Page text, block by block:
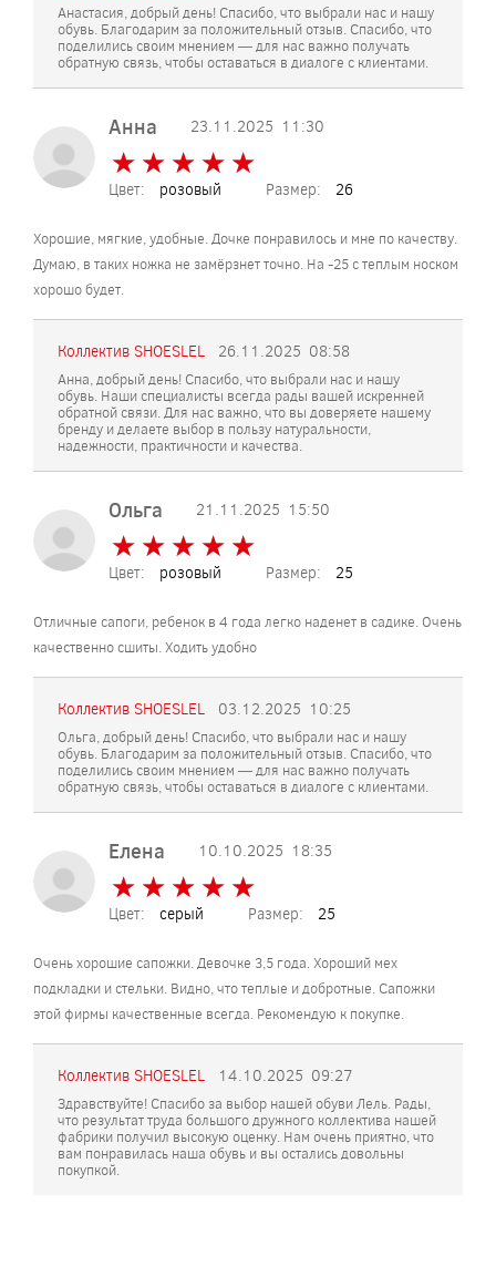
Анастасия, добрый день! Спасибо, что выбрали нас и нашу
обувь. Благодарим за положительный отзыв. Спасибо, что
поделились своим мнением — для нас важно получать
обратную связь, чтобы оставаться в диалоге с клиентами.
Анна 23.11.2025 11:30
★ ★ ★ ★ ★
★ ★ ★ ★ ★
Цвет: розовый Размер: 26
Хорошие, мягкие, удобные. Дочке понравилось и мне по качеству.
Думаю, в таких ножка не замёрзнет точно. На -25 с теплым носком
хорошо будет.
Коллектив SHOESLEL 26.11.2025 08:58
Анна, добрый день! Спасибо, что выбрали нас и нашу
обувь. Наши специалисты всегда рады вашей искренней
обратной связи. Для нас важно, что вы доверяете нашему
бренду и делаете выбор в пользу натуральности,
надежности, практичности и качества.
Ольга 21.11.2025 15:50
★ ★ ★ ★ ★
★ ★ ★ ★ ★
Цвет: розовый Размер: 25
Отличные сапоги, ребенок в 4 года легко наденет в садике. Очень
качественно сшиты. Ходить удобно
Коллектив SHOESLEL 03.12.2025 10:25
Ольга, добрый день! Спасибо, что выбрали нас и нашу
обувь. Благодарим за положительный отзыв. Спасибо, что
поделились своим мнением — для нас важно получать
обратную связь, чтобы оставаться в диалоге с клиентами.
Елена 10.10.2025 18:35
★ ★ ★ ★ ★
★ ★ ★ ★ ★
Цвет: серый Размер: 25
Очень хорошие сапожки. Девочке 3,5 года. Хороший мех
подкладки и стельки. Видно, что теплые и добротные. Сапожки
этой фирмы качественные всегда. Рекомендую к покупке.
Коллектив SHOESLEL 14.10.2025 09:27
Здравствуйте! Спасибо за выбор нашей обуви Лель. Рады,
что результат труда большого дружного коллектива нашей
фабрики получил высокую оценку. Нам очень приятно, что
вам понравилась наша обувь и вы остались довольны
покупкой.